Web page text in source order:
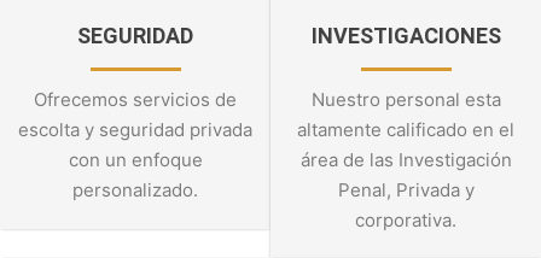
SEGURIDAD
Ofrecemos servicios de
escolta y seguridad privada
con un enfoque
personalizado.
INVESTIGACIONES
Nuestro personal esta
altamente calificado en el
área de las Investigación
Penal, Privada y
corporativa.